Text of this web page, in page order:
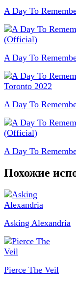
A Day To
A Day To
A Day To
A Day To
Похожие
Asking Alexandria
Pierce The Veil